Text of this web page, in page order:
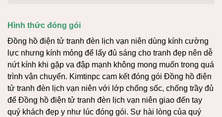
Hình thức đóng gói
Đồng hồ điện tử tranh đèn lịch vạn niên dùng kính cường
lực nhưng kính mỏng để lấy đủ sáng cho tranh đẹp nên dễ
nứt kính khi gặp va đập mạnh không mong muốn trong quá
trình vận chuyển. Kimtinpc cam kết đóng gói Đồng hồ điện
tử tranh đèn lịch vạn niên với lớp chống sốc, chống trầy đủ
để Đồng hồ điện tử tranh đèn lịch vạn niên giao đến tay
quý khách đẹp y như lúc đóng gói. Sự hài lòng của quý